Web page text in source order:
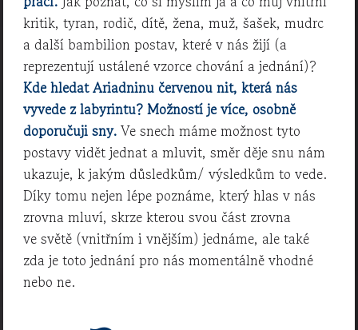
kritik, tyran, rodič, dítě, žena, muž, šašek, mudrc
a další bambilion postav, které v nás žijí (a
reprezentují ustálené vzorce chování a jednání)?
Kde hledat Ariadninu červenou nit, která nás
vyvede z labyrintu? Možností je více, osobně
doporučuji sny. Ve snech máme možnost tyto
postavy vidět jednat a mluvit, směr děje snu nám
ukazuje, k jakým důsledkům/ výsledkům to vede.
Díky tomu nejen lépe poznáme, který hlas v nás
zrovna mluví, skrze kterou svou část zrovna
ve světě (vnitřním i vnějším) jednáme, ale také
zda je toto jednání pro nás momentálně vhodné
nebo ne.